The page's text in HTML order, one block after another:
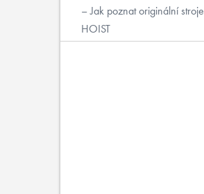
Jak poznat originální stroje
HOIST